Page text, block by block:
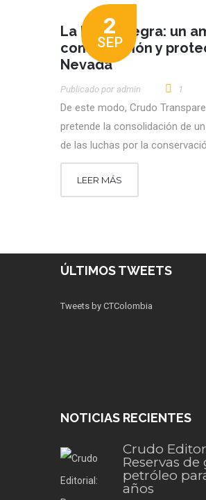
2
SEP
La Línea Negra: un
conservación y
Nevada
Publicado por Admin 1
De este modo, Crudo
pretende la consolidación de
de las luchas por la
LEER MÁS
ÚLTIMOS TWEETS
Tweets by CTColombia
NOTICIAS RECIENTES
Crudo
Reservas de
petróleo
años